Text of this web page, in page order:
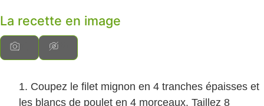
La recette en image
Coupez le filet mignon en 4 tranches épaisses et
les blancs de poulet en 4 morceaux. Taillez 8